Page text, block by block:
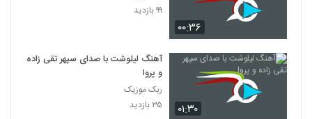
۰۰:۳۶
۹۹ بازدید
۰۱:۳۰
آهنگ لیلوشت با صدای سپهر تقی زاده
و پروا
ربک موزیک
۳۵ بازدید